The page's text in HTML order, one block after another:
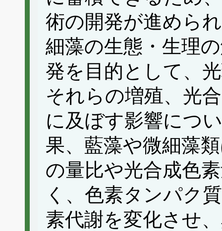
術の開発が進めら
細藻の生態・生理
発を目的として、
それらの増殖、光
に及ぼす影響につ
果、藍藻や微細藻
の量比や光合成色
く、色素タンパク
素代謝を変化させ